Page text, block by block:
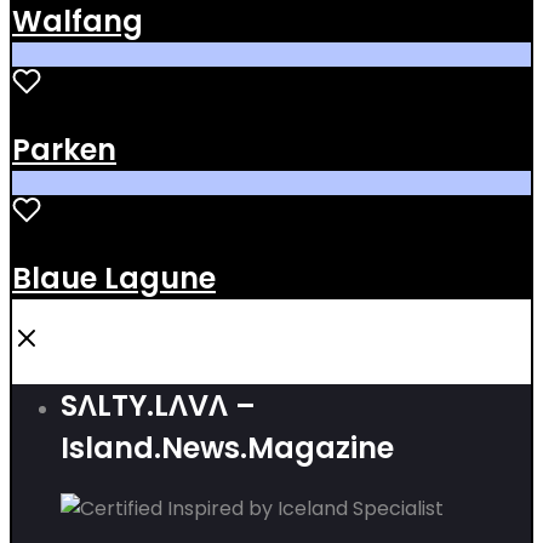
Walfang
Parken
Blaue Lagune
SΛLTY.LΛVΛ –
Island.News.Magazine